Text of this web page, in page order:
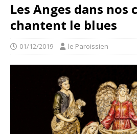
Les Anges dans nos
chantent le blues
01/12/2019 le Paroissien